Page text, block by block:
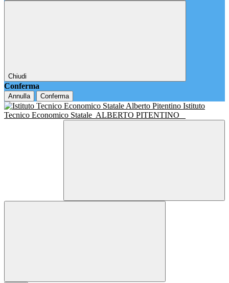
Chiudi
Conferma
Annulla Conferma
Istituto
Tecnico Economico Statale ALBERTO PITENTINO